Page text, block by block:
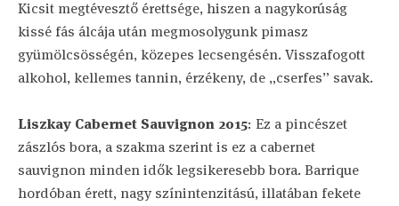
Kicsit megtévesztő érettsége, hiszen a nagykorúság
kissé fás álcája után megmosolygunk pimasz
gyümölcsösségén, közepes lecsengésén. Visszafogott
alkohol, kellemes tannin, érzékeny, de „cserfes” savak.
Liszkay Cabernet Sauvignon 2015: Ez a pincészet
zászlós bora, a szakma szerint is ez a cabernet
sauvignon minden idők legsikeresebb bora. Barrique
hordóban érett, nagy színintenzitású, illatában fekete